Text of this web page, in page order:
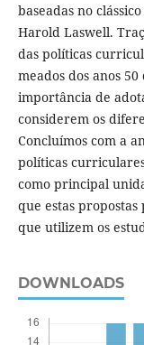
baseadas no
Harold Laswell.
das políticas
meados dos anos
importância de
considerem os
Concluímos com a
políticas
como principal
que estas
que utilizem os
DOWNLOADS